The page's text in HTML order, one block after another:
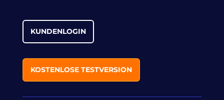
KUNDENLOGIN
KOSTENLOSE TESTVERSION